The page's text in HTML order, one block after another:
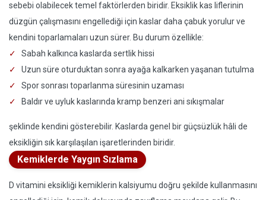
sebebi olabilecek temel faktörlerden biridir. Eksiklik kas liflerinin
düzgün çalışmasını engellediği için kaslar daha çabuk yorulur ve
kendini toparlamaları uzun sürer. Bu durum özellikle:
Sabah kalkınca kaslarda sertlik hissi
Uzun süre oturduktan sonra ayağa kalkarken yaşanan tutulma
Spor sonrası toparlanma süresinin uzaması
Baldır ve uyluk kaslarında kramp benzeri ani sıkışmalar
şeklinde kendini gösterebilir. Kaslarda genel bir güçsüzlük hâli de
eksikliğin sık karşılaşılan işaretlerinden biridir.
Kemiklerde Yaygın Sızlama
D vitamini eksikliği kemiklerin kalsiyumu doğru şekilde kullanmasını